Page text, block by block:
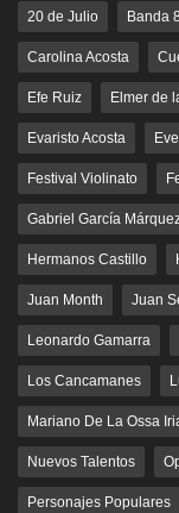
20 de Julio Banda
Carolina Acosta
Efe Ruiz Elmer de
Evaristo Acosta
Festival Violinato
Gabriel García
Hermanos Castillo
Juan Month Juan
Leonardo Gamarra
Los Cancamanes
Mariano De La Ossa
Nuevos Talentos
Personajes Populares